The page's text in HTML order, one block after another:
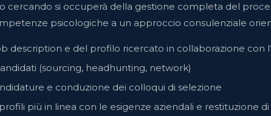
cercando si occuperà della gestione completa del
psicologiche a un approccio consulenziale
description e del profilo ricercato in collaborazione con
(sourcing, headhunting, network)
e conduzione dei colloqui di selezione
più in linea con le esigenze aziendali e restituzione